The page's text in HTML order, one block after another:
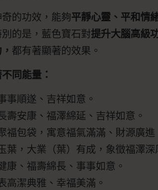
的功效，能夠平靜心靈、平和情
的是，藍色寶石對提升大腦高級
都有著顯著的效果。
同能量：
事順遂、吉祥如意。
壽安康、福澤綿延、吉祥如意。
福包袋，寓意福氣滿滿、財源廣進
葉，大業（葉）有成，象徵福澤深
康、福壽綿長、事事如意。
高潔典雅、幸福美滿。